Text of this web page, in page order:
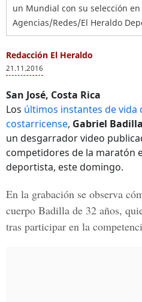
un Mundial con su selección en
Agencias/Redes/El Heraldo
Redacción El Heraldo
21.11.2016
San José, Costa Rica
Los últimos instantes de vida
costarricense, Gabriel Badilla
un desgarrador video
competidores de la maratón
deportista, este domingo.
En la grabación se observa
cuerpo Badilla de 32 años,
tras participar en la